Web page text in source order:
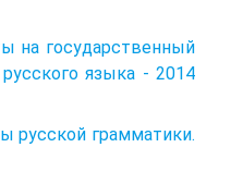
на государственный
языка - 2014
русской грамматики.